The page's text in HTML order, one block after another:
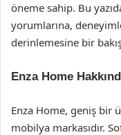
öneme sahip. Bu
yorumlarına,
derinlemesine bir
Enza Home
Enza Home, geniş bir
mobilya markasıdır.